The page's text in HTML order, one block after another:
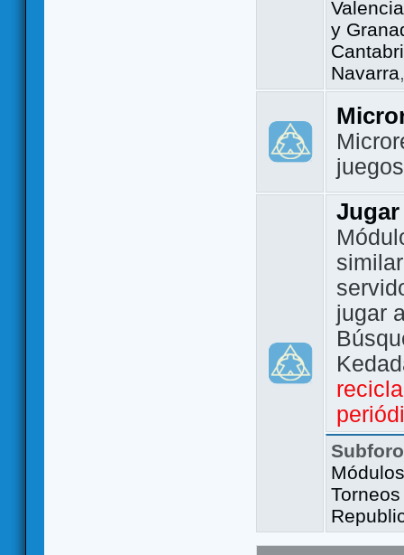
Valencia
y
Navarra
Jugar
jugar